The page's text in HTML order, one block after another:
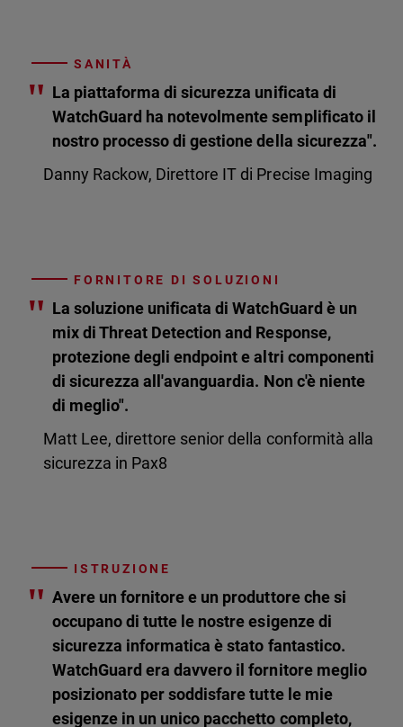
SANITÀ
" La piattaforma di sicurezza unificata di
WatchGuard ha notevolmente semplificato il
nostro processo di gestione della sicurezza".
Danny Rackow, Direttore IT di Precise Imaging
FORNITORE DI SOLUZIONI
" La soluzione unificata di WatchGuard è un
mix di Threat Detection and Response,
protezione degli endpoint e altri componenti
di sicurezza all'avanguardia. Non c'è niente
di meglio".
Matt Lee, direttore senior della conformità alla
sicurezza in Pax8
ISTRUZIONE
" Avere un fornitore e un produttore che si
occupano di tutte le nostre esigenze di
sicurezza informatica è stato fantastico.
WatchGuard era davvero il fornitore meglio
posizionato per soddisfare tutte le mie
esigenze in un unico pacchetto completo,